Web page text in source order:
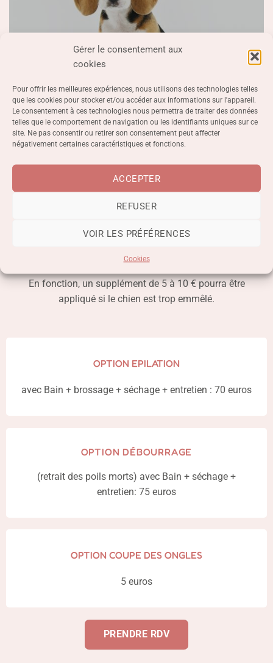
Gérer le consentement aux
cookies
Pour offrir les meilleures expériences, nous utilisons des technologies telles
que les cookies pour stocker et/ou accéder aux informations sur l'appareil.
Le consentement à ces technologies nous permettra de traiter des données
telles que le comportement de navigation ou les identifiants uniques sur ce
site. Ne pas consentir ou retirer son consentement peut affecter
négativement certaines caractéristiques et fonctions.
ACCEPTER
REFUSER
VOIR LES PRÉFÉRENCES
Cookies
Grand Chien
50 euros / heure
(Colley, Berger Australien, Border Collie, Golden,
En fonction, un supplément de 5 à 10 € pourra être
appliqué si le chien est trop emmêlé.
OPTION EPILATION
avec Bain + brossage + séchage + entretien : 70 euros
OPTION DÉBOURRAGE
(retrait des poils morts) avec Bain + séchage +
entretien: 75 euros
OPTION COUPE DES ONGLES
5 euros
PRENDRE RDV